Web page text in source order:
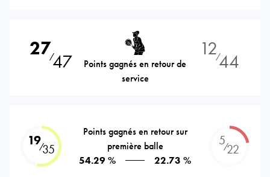
27⁄47
Points gagnés en retour de
service
12⁄44
19⁄35
Points gagnés en retour sur
première balle
54.29 %
22.73 %
5⁄22